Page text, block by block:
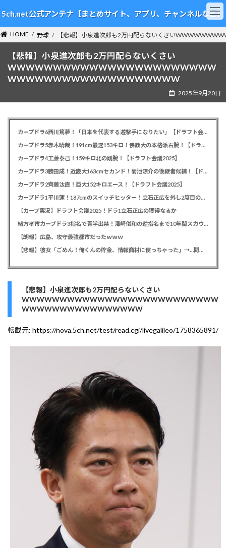
ン
テ
ン
ツ
ビ
ゲ
ー
シ
5ch.net公式アンテナ【まとめサイト、アプリ、チャンネルなど】
HOME 野球 【悲報】小泉進次郎も2万円配らないくさい
【悲報】小泉進次郎も2万円配らないくさい
WWWWWWWWWWWWWWWWWWWWWWW
WWWWWWWWWWWWWWWWWWW
2025年9月20日
カープドラ6西川篤夢！「日本を代表する遊撃手になりたい」【ドラフト会議2025】
カープドラ5赤木晴哉！191cm最速153キロ！佛教大の本格派右腕！【ドラフト会議2025】
カープドラ4工藤泰己！159キロ北の剛腕！【ドラフト会議2025】
カープドラ3勝田成！近畿大163cmセカンド！菊池涼介の後継者候補！【ドラフト会議2025】
カープドラ2齊藤汰直！亜大152キロエース！【ドラフト会議2025】
カープドラ1平川蓮！187cmのスイッチヒッター！立石正広を外し2度目の重複も新井監督がクジを引き当てる！【ドラフト会議2025】
【カープ実況】ドラフト会議2025！ドラ1立石正広の獲得なるか
緒方孝市カープドラ3指名で青学出禁！澤﨑俊和の逆指名まで10年間スカウト出禁
【朗報】広島、攻守最強都市だったｗｗｗ
【悲報】彼女「ごめん！俺くんの貯金、情報商材に使っちゃった」→…問い詰めたらギャン泣きされたんだが俺が悪いのか？
【悲報】小泉進次郎も2万円配らないくさい
WWWWWWWWWWWWWWWWWWWWWWWWWW
WWWWWWWWWWWWWWWW
転載元: https://nova.5ch.net/test/read.cgi/livegalileo/1758365891/